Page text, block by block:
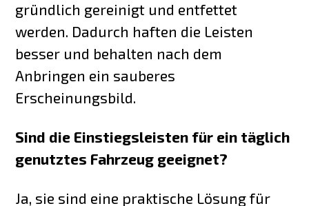
gründlich gereinigt und entfettet
werden. Dadurch haften die Leisten
besser und behalten nach dem
Anbringen ein sauberes
Erscheinungsbild.
Sind die Einstiegsleisten für ein täglich
genutztes Fahrzeug geeignet?
Ja, sie sind eine praktische Lösung für